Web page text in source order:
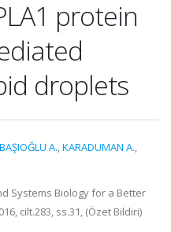
protein
droplets
A.,KARADUMAN A.,
Systems Biology for a Better
cilt.283, ss.31, (Özet Bildiri)